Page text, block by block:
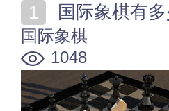
国际象棋有
国际象棋
1048